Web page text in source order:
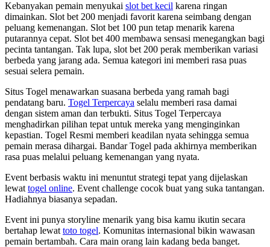
Kebanyakan pemain menyukai slot bet kecil karena ringan
dimainkan. Slot bet 200 menjadi favorit karena seimbang dengan
peluang kemenangan. Slot bet 100 pun tetap menarik karena
putarannya cepat. Slot bet 400 membawa sensasi menegangkan bagi
pecinta tantangan. Tak lupa, slot bet 200 perak memberikan variasi
berbeda yang jarang ada. Semua kategori ini memberi rasa puas
sesuai selera pemain.
Situs Togel menawarkan suasana berbeda yang ramah bagi
pendatang baru. Togel Terpercaya selalu memberi rasa damai
dengan sistem aman dan terbukti. Situs Togel Terpercaya
menghadirkan pilihan tepat untuk mereka yang menginginkan
kepastian. Togel Resmi memberi keadilan nyata sehingga semua
pemain merasa dihargai. Bandar Togel pada akhirnya memberikan
rasa puas melalui peluang kemenangan yang nyata.
Event berbasis waktu ini menuntut strategi tepat yang dijelaskan
lewat togel online. Event challenge cocok buat yang suka tantangan.
Hadiahnya biasanya sepadan.
Event ini punya storyline menarik yang bisa kamu ikutin secara
bertahap lewat toto togel. Komunitas internasional bikin wawasan
pemain bertambah. Cara main orang lain kadang beda banget.